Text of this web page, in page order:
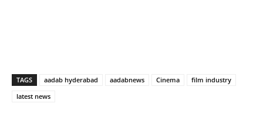
TAGS aadab hyderabad aadabnews Cinema
film industry
latest news